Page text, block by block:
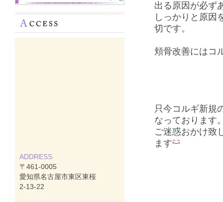
出る原因が必ず
しっかりと原因
切です。
頬骨改善にはコ
只今コルギ新規
なっております
ご迷惑おかけ致
ます
ADDRESS
〒461-0005
愛知県名古屋市東区東桜
2-13-22